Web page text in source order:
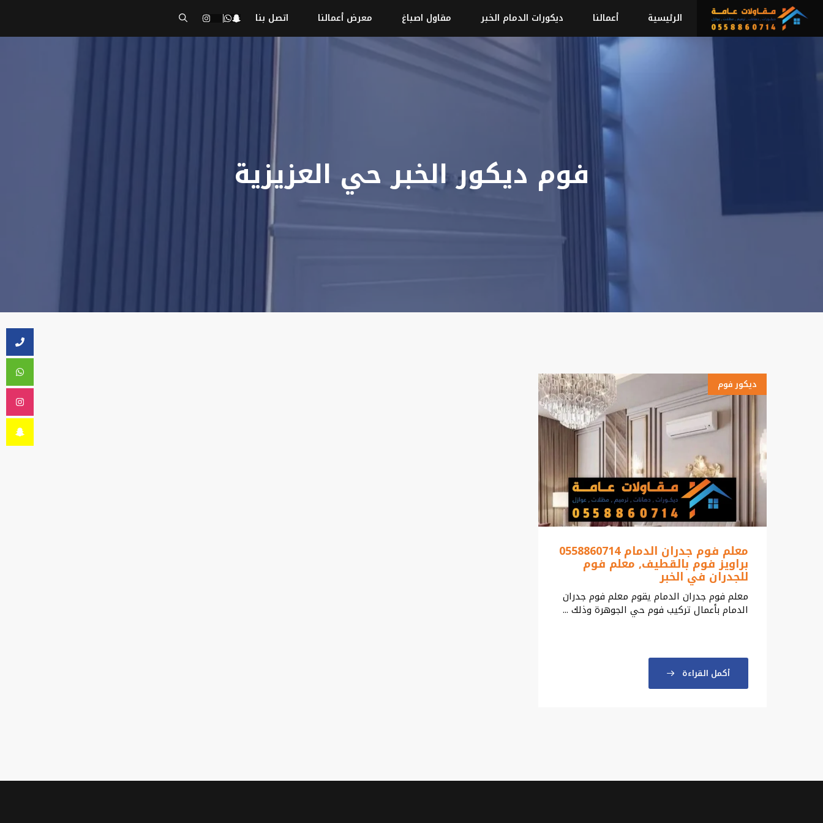
المحتوى
الرئيسية أعمالنا ديكورات الدمام الخبر مقاول اصباغ معرض أعمالنا اتصل بنا
فوم ديكور الخبر حي العزيزية
ديكور فوم
معلم فوم جدران الدمام 0558860714
براويز فوم بالقطيف, معلم فوم
للجدران في الخبر
معلم فوم جدران الدمام يقوم معلم فوم جدران
الدمام بأعمال تركيب فوم حي الجوهرة وذلك ...
أكمل القراءة